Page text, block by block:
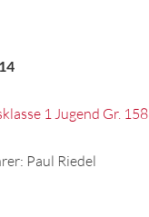
1 Jugend Gr. 158
Paul Riedel